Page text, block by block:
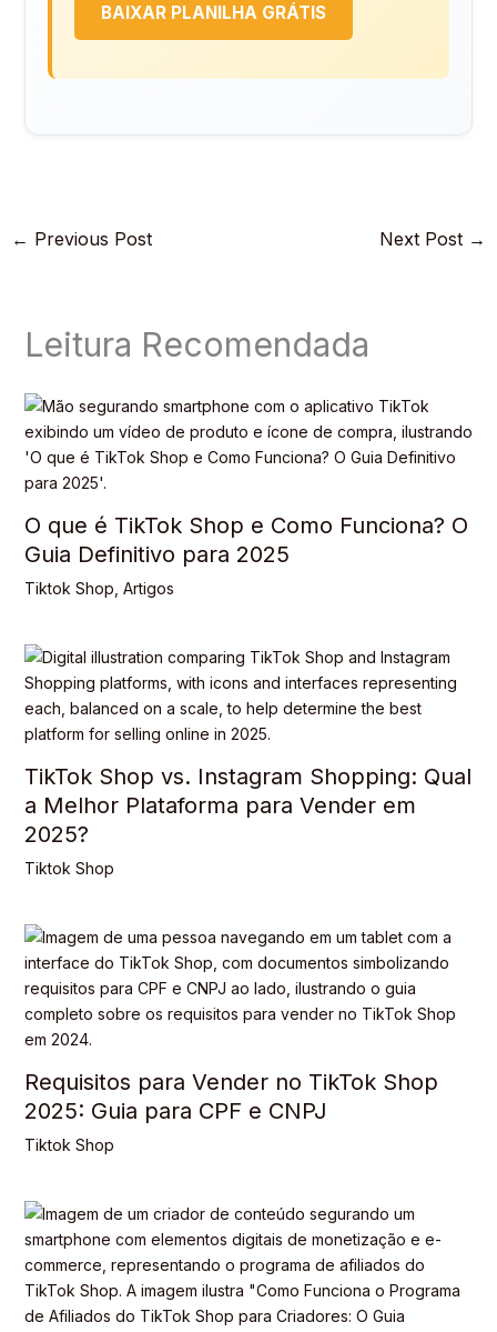
BAIXAR PLANILHA GRÁTIS
← Previous Post Next Post →
Leitura Recomendada
O que é TikTok Shop e Como Funciona? O
Guia Definitivo para 2025
Tiktok Shop Artigos
TikTok Shop vs. Instagram Shopping: Qual
a Melhor Plataforma para Vender em
2025?
Tiktok Shop
Requisitos para Vender no TikTok Shop
2025: Guia para CPF e CNPJ
Tiktok Shop